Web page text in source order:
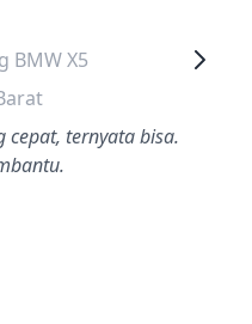
bintang lima
BMW X5
ternyata bisa.